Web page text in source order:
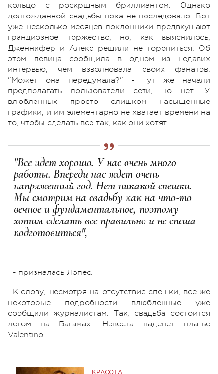
кольцо с роскршным бриллиантом. Однако
долгожданной свадьбы пока не последовало. Вот
уже несколько месяцев поклонники предвкушают
грандиозное торжество, но, как выяснилось,
Дженнифер и Алекс решили не торопиться. Об
этом певица сообщила в одном из недавих
интервью, чем взволновала своих фанатов.
"Может она передумала?" - тут же начали
предполагать пользователи сети, но нет. У
влюбленных просто слишком насыщенные
графики, и им элементарно не хватает времени на
то, чтобы сделать все так, как они хотят.
"Все идет хорошо. У нас очень много
работы. Впереди нас ждет очень
напряженный год. Нет никакой спешки.
Мы смотрим на свадьбу как на что-то
вечное и фундаментальное, поэтому
хотим сделать все правильно и не спеша
подготовиться",
- призналась Лопес.
К слову, несмотря на отсутствие спешки, все же
некоторые подробности влюбленные уже
сообщили журналистам. Так, свадьба состоится
летом на Багамах. Невеста наденет платье
Valentino.
КРАСОТА